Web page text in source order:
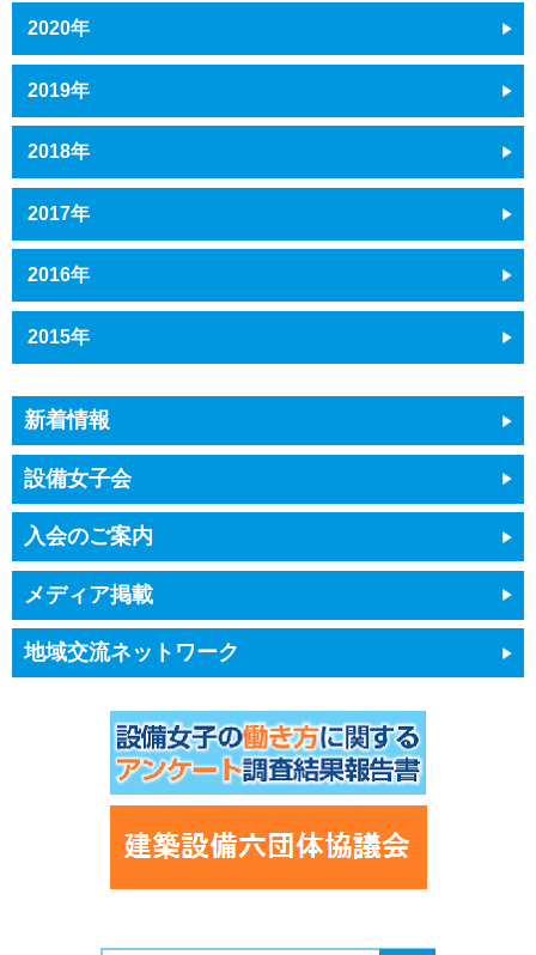
2020年
2019年
2018年
2017年
2016年
2015年
新着情報
設備女子会
入会のご案内
メディア掲載
地域交流ネットワーク